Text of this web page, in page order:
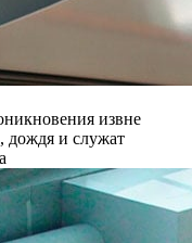
извне
дождя и служат